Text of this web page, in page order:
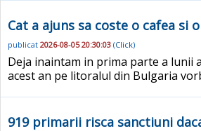
Cat a ajuns sa coste o cafea
publicat 2026-08-05 20:30:03 (Click)
Deja inaintam in prima parte a lunii
acest an pe litoralul din Bulgaria
919 primarii risca sanctiuni